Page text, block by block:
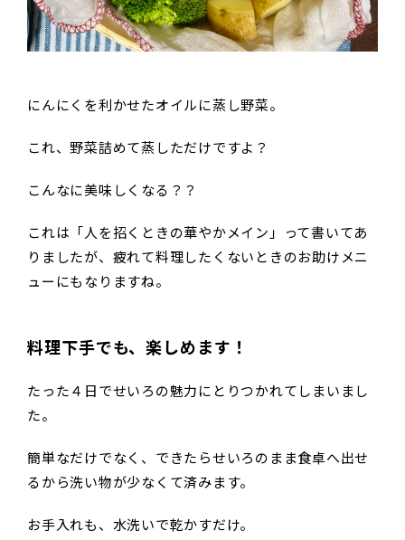
にんにくを利かせたオイルに蒸し野菜。
これ、野菜詰めて蒸しただけですよ？
こんなに美味しくなる？？
これは「人を招くときの華やかメイン」って書いてあ
りましたが、疲れて料理したくないときのお助けメニ
ューにもなりますね。
料理下手でも、楽しめます！
たった４日でせいろの魅力にとりつかれてしまいまし
た。
簡単なだけでなく、できたらせいろのまま食卓へ出せ
るから洗い物が少なくて済みます。
お手入れも、水洗いで乾かすだけ。